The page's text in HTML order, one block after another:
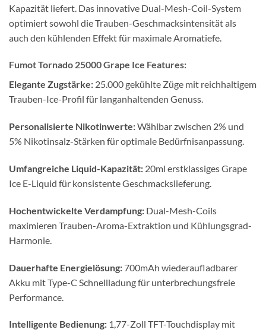
Kapazität liefert. Das innovative Dual-Mesh-Coil-System
optimiert sowohl die Trauben-Geschmacksintensität als
auch den kühlenden Effekt für maximale Aromatiefe.
Fumot Tornado 25000 Grape Ice Features:
Elegante Zugstärke: 25.000 gekühlte Züge mit reichhaltigem
Trauben-Ice-Profil für langanhaltenden Genuss.
Personalisierte Nikotinwerte:Wählbar zwischen 2% und
5% Nikotinsalz-Stärken für optimale Bedürfnisanpassung.
Umfangreiche Liquid-Kapazität: 20ml erstklassiges Grape
Ice E-Liquid für konsistente Geschmackslieferung.
Hochentwickelte Verdampfung: Dual-Mesh-Coils
maximieren Trauben-Aroma-Extraktion und Kühlungsgrad-
Harmonie.
Dauerhafte Energielösung: 700mAh wiederaufladbarer
Akku mit Type-C Schnellladung für unterbrechungsfreie
Performance.
Intelligente Bedienung: 1,77-Zoll TFT-Touchdisplay mit